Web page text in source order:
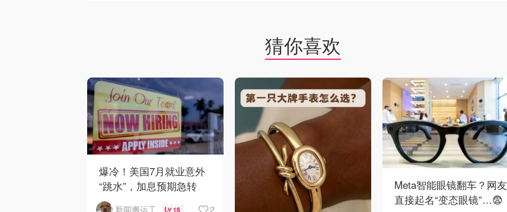
猜你喜欢
爆冷！美国7月就业意外
“跳水”，加息预期急转
弯！
新闻搬运工 15 2
Meta智能眼镜翻车？网友
直接起名“变态眼镜”…😨